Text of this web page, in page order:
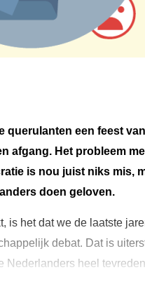
querulanten een feest
afgang. Het probleem
is nou juist niks mis,
doen geloven.
is het dat we de laatste
debat. Dat is
heel